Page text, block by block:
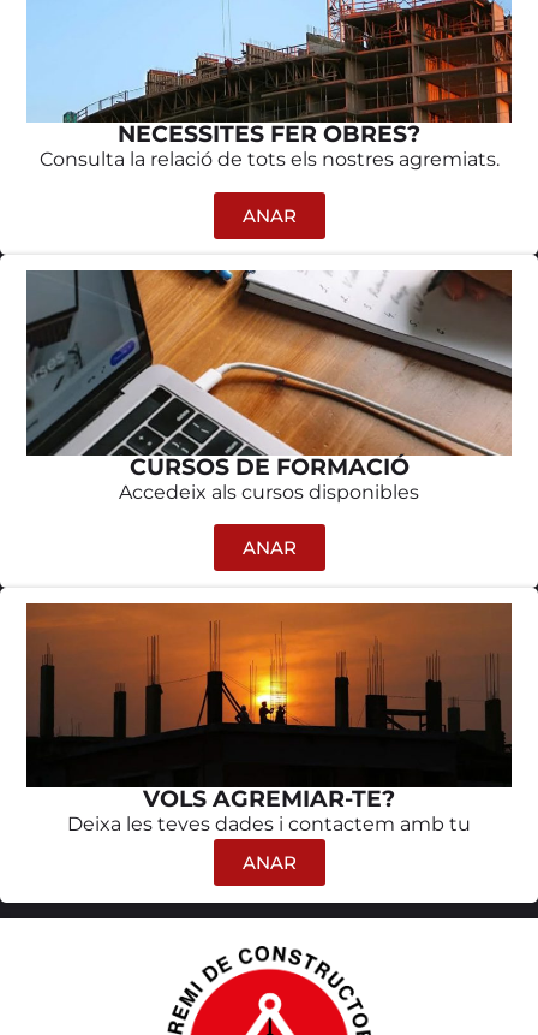
NECESSITES FER OBRES?
Consulta la relació de tots els nostres agremiats.
ANAR
CURSOS DE FORMACIÓ
Accedeix als cursos disponibles
ANAR
VOLS AGREMIAR-TE?
Deixa les teves dades i contactem amb tu
ANAR